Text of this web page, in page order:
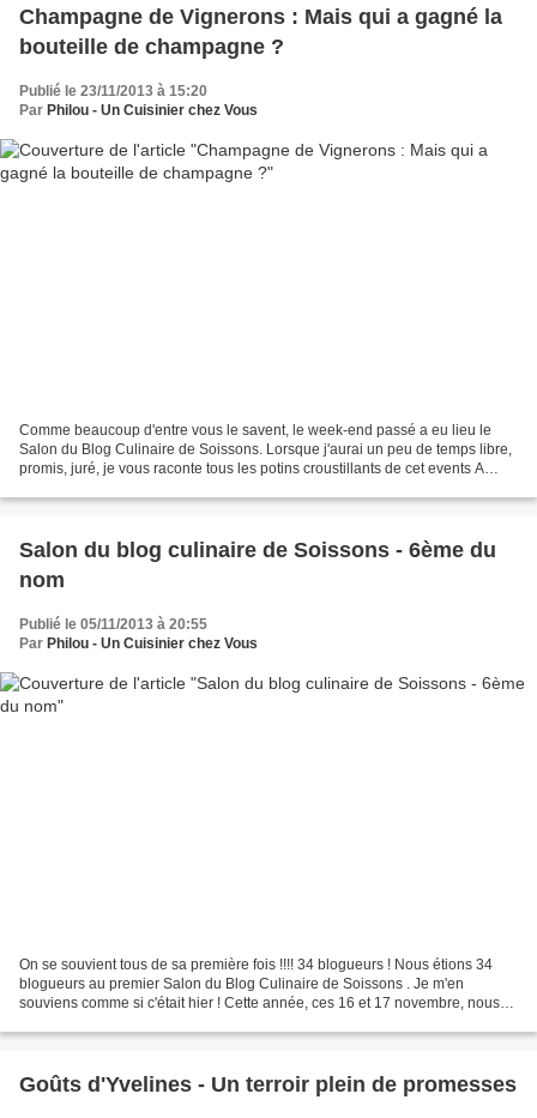
Champagne de Vignerons : Mais qui a gagné la
bouteille de champagne ?
Publié le 23/11/2013 à 15:20
Par Philou - Un Cuisinier chez Vous
Comme beaucoup d'entre vous le savent, le week-end passé a eu lieu le
Salon du Blog Culinaire de Soissons. Lorsque j'aurai un peu de temps libre,
promis, juré, je vous raconte tous les potins croustillants de cet events A
Salon du blog culinaire de Soissons - 6ème du
nom
Publié le 05/11/2013 à 20:55
Par Philou - Un Cuisinier chez Vous
On se souvient tous de sa première fois !!!! 34 blogueurs ! Nous étions 34
blogueurs au premier Salon du Blog Culinaire de Soissons . Je m'en
souviens comme si c'était hier ! Cette année, ces 16 et 17 novembre, nous
Goûts d'Yvelines - Un terroir plein de promesses